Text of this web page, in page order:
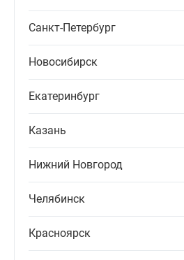
Санкт-Петербург
Новосибирск
Екатеринбург
Казань
Нижний Новгород
Челябинск
Красноярск